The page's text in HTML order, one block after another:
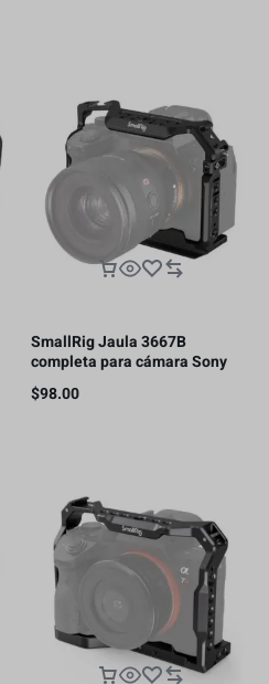
SmallRig Jaula 3667B
completa para cámara Sony
Alpha 7R V/IV/S III/A7R
IV/Alpha 1
$98.00